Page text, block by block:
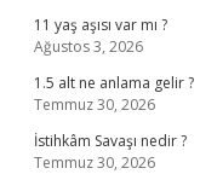
11 yaş aşısı var mı ?
Ağustos 3, 2026
1.5 alt ne anlama gelir ?
Temmuz 30, 2026
İstihkâm Savaşı nedir ?
Temmuz 30, 2026